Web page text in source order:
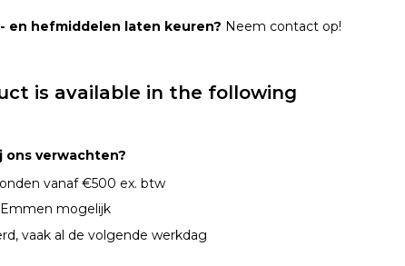
en hefmiddelen laten keuren? Neem contact op!
is available in the following
ons verwachten?
vanaf €500 ex. btw
mogelijk
vaak al de volgende werkdag